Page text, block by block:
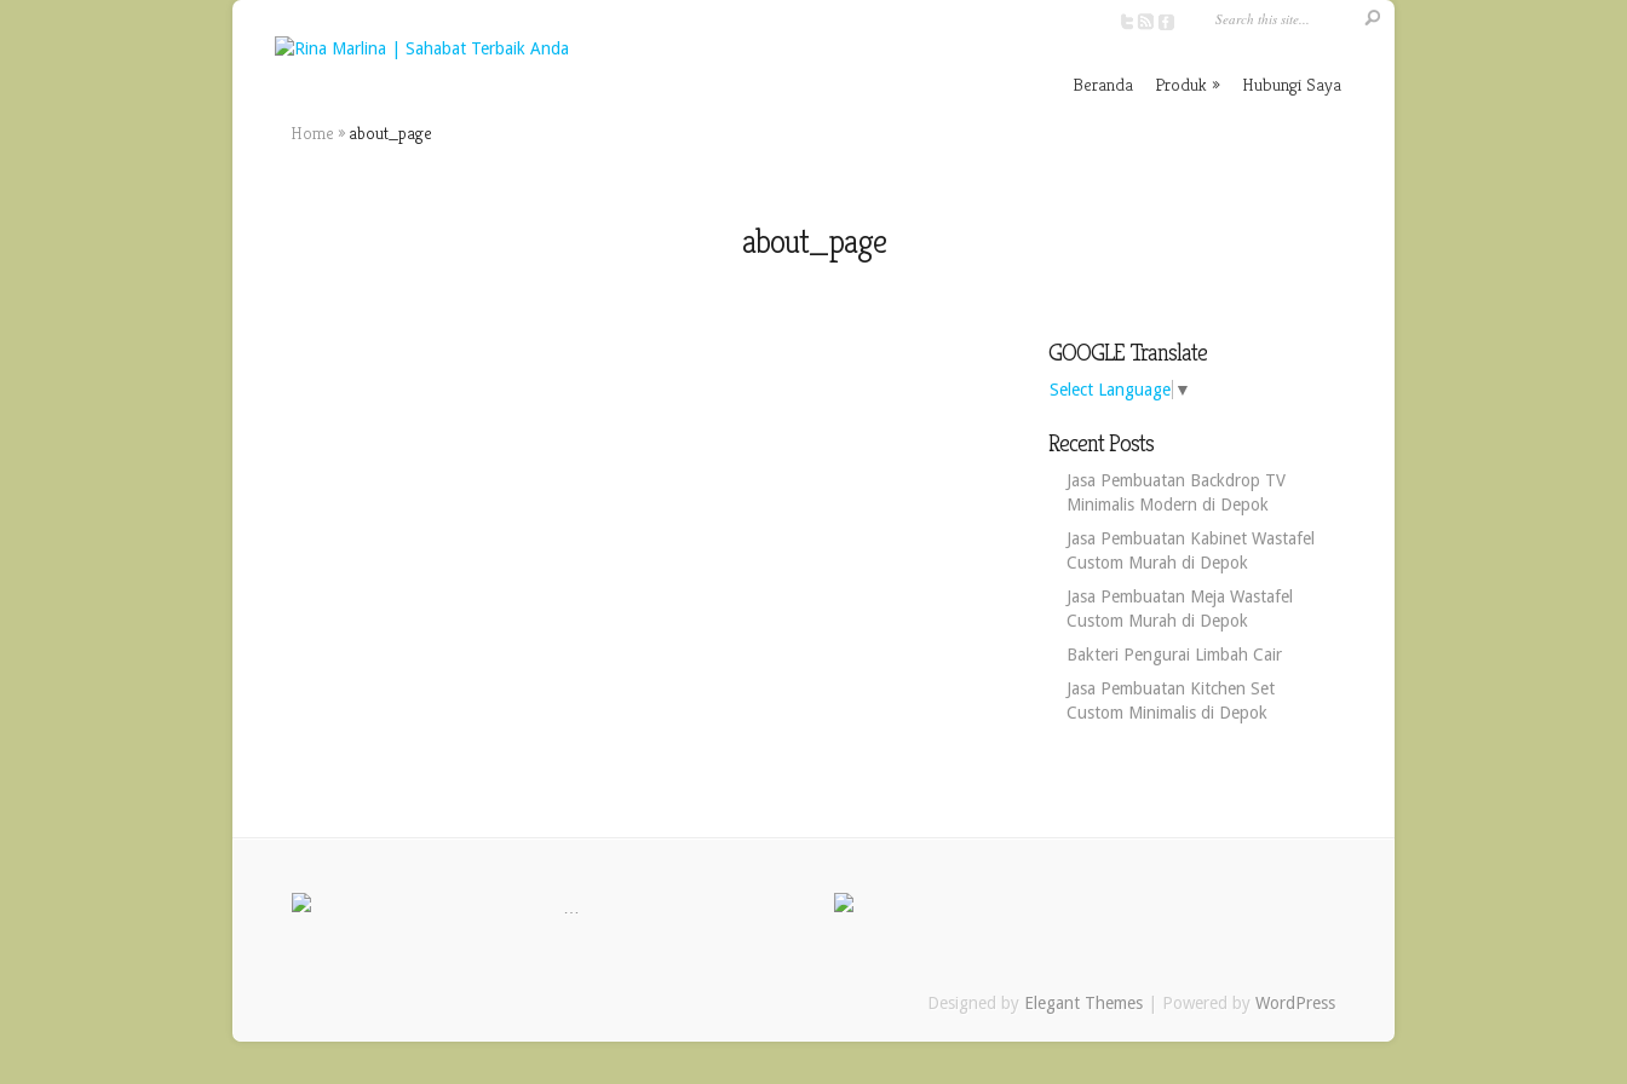
Beranda Produk Hubungi Saya
Home » about_page
about_page
GOOGLE Translate
Select Language ▼
Recent Posts
Jasa Pembuatan Backdrop TV
Minimalis Modern di Depok
Jasa Pembuatan Kabinet Wastafel
Custom Murah di Depok
Jasa Pembuatan Meja Wastafel
Custom Murah di Depok
Bakteri Pengurai Limbah Cair
Jasa Pembuatan Kitchen Set
Custom Minimalis di Depok
Designed by Elegant Themes | Powered by WordPress